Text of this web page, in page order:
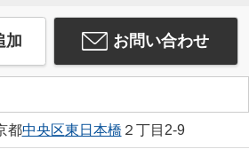
加 お問い合わせ
都中央区東日本橋 ２丁目2-9